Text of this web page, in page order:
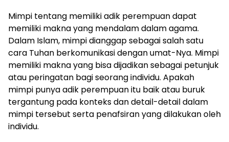
Mimpi tentang memiliki adik perempuan dapat
memiliki makna yang mendalam dalam agama.
Dalam Islam, mimpi dianggap sebagai salah satu
cara Tuhan berkomunikasi dengan umat-Nya. Mimpi
memiliki makna yang bisa dijadikan sebagai petunjuk
atau peringatan bagi seorang individu. Apakah
mimpi punya adik perempuan itu baik atau buruk
tergantung pada konteks dan detail-detail dalam
mimpi tersebut serta penafsiran yang dilakukan oleh
individu.